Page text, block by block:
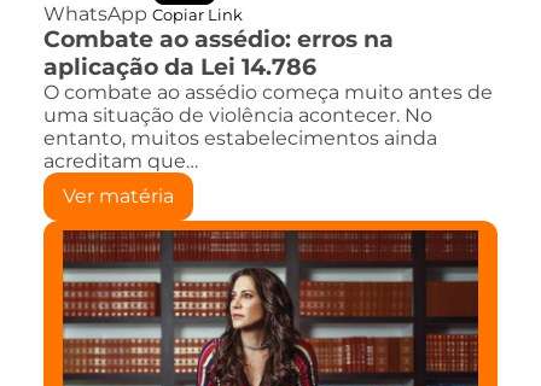
WhatsApp Copiar Link
Combate ao assédio: erros na
aplicação da Lei 14.786
O combate ao assédio começa muito antes de
uma situação de violência acontecer. No
entanto, muitos estabelecimentos ainda
acreditam que…
Ver matéria